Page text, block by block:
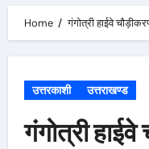
Home गंगोत्री हाईवे
उत्तरकाशी उत्तराखण्ड
गंगोत्री